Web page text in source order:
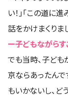
い！」「この道に
話をかけまくりま
ー子どもながらす
でも当時、子ど
京ならあったん
もいかないし、ど